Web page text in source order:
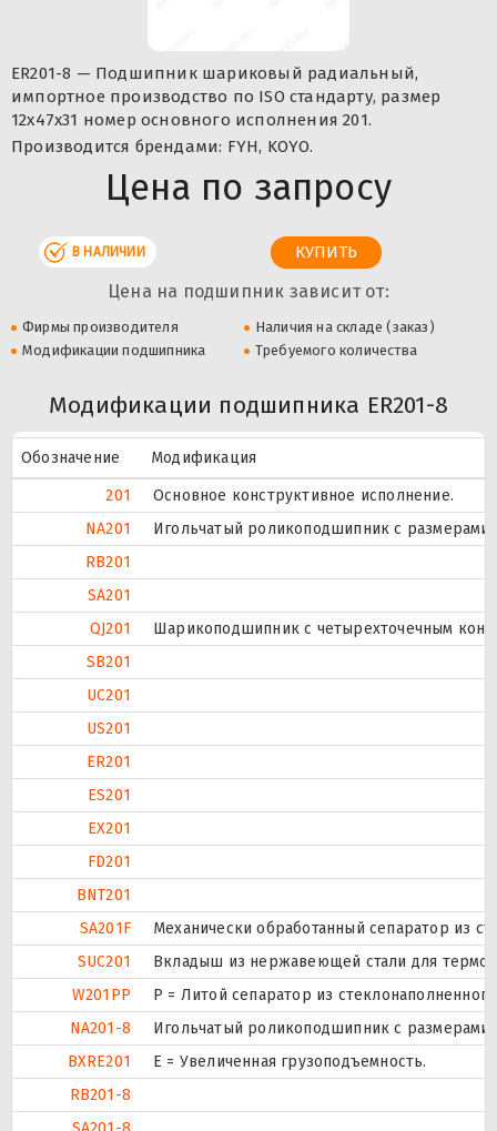
ER201-8 — Подшипник шариковый радиальный,
импортное производство по ISO стандарту, размер
12x47x31 номер основного исполнения 201.
Производится брендами: FYH, KOYO.
Цена по запросу
В НАЛИЧИИ
Цена на подшипник зависит от:
Фирмы производителя
Наличия на складе (заказ)
Модификации подшипника
Требуемого количества
Модификации подшипника ER201-8
Обозначение
Модификация
201
Основное конструктивное исполнение.
NA201
Игольчатый роликоподшипник с размерами
RB201
SA201
QJ201
Шарикоподшипник с четырехточечным
SB201
UC201
US201
ER201
ES201
EX201
FD201
BNT201
SA201F
Механически обработанный сепаратор из
SUC201
Вкладыш из нержавеющей стали для
W201PP
P = Литой сепаратор из
NA201-8
Игольчатый роликоподшипник с размерами
BXRE201
Е = Увеличенная грузоподъемность.
RB201-8